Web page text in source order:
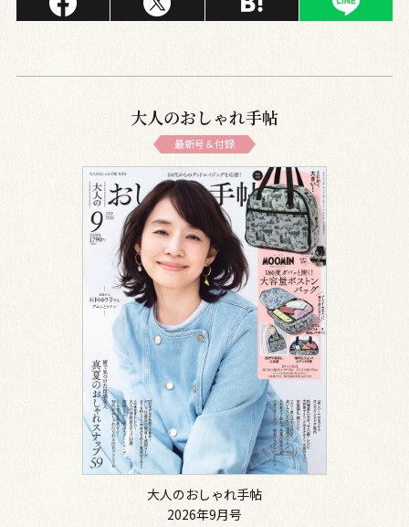
大人のおしゃれ手帖
最新号＆付録
大人のおしゃれ手帖
2026年9月号